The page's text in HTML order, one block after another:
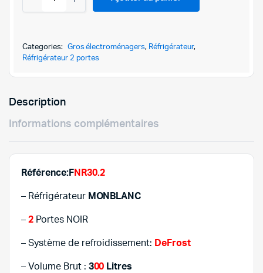
FNR30.2
NOIR
quantity
Categories: Gros électroménagers, Réfrigérateur,
Réfrigérateur 2 portes
Description
Informations complémentaires
Référence:FNR30.2
– RéfrigérateurMONBLANC
–2Portes NOIR
– Système de refroidissement: DeFrost
– Volume Brut : 300 Litres